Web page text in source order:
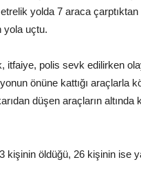
yolda 7 araca çarptıktan
yola uçtu.
itfaiye, polis sevk edilirken
önüne kattığı araçlarla
düşen araçların
öldüğü, 26 kişinin ise